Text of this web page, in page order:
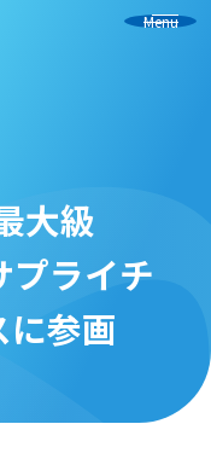
Menu
大級
プライチ
に参画